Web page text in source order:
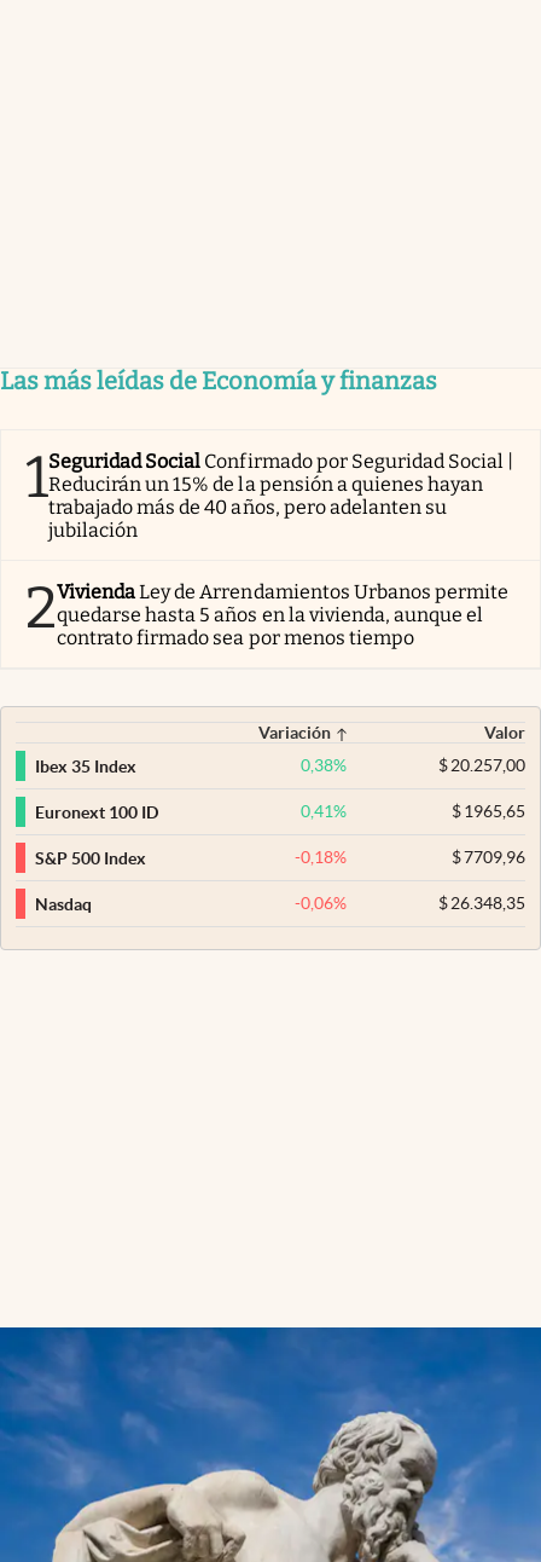
Las más leídas de Economía y finanzas
1Seguridad Social Confirmado por Seguridad Social |
Reducirán un 15% de la pensión a quienes hayan
trabajado más de 40 años, pero adelanten su
jubilación
2ViviendaLey de Arrendamientos Urbanos permite
quedarse hasta 5 años en la vivienda, aunque el
contrato firmado sea por menos tiempo
Variación
Valor
Ibex 35 Index
0,38% $20.257,00
Euronext 100 ID 0,41% $1965,65
S&P 500 Index -0,18% $7709,96
Nasdaq -0,06% $26.348,35